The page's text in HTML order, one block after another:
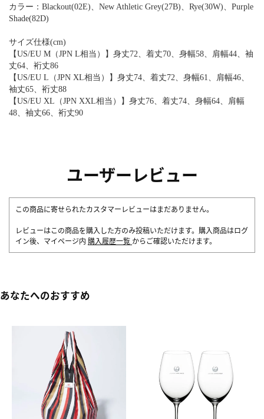
カラー：Blackout(02E)、New Athletic Grey(27B)、Rye(30W)、Purple
Shade(82D)
サイズ仕様(cm)
【US/EU M（JPN L相当）】身丈72、着丈70、身幅58、肩幅44、袖
丈64、裄丈86
【US/EU L（JPN XL相当）】身丈74、着丈72、身幅61、肩幅46、
袖丈65、裄丈88
【US/EU XL（JPN XXL相当）】身丈76、着丈74、身幅64、肩幅
48、袖丈66、裄丈90
ユーザーレビュー
この商品に寄せられたカスタマーレビューはまだありません。
レビューはこの商品を購入した方のみ投稿いただけます。購入商品はログ
イン後、マイページ内 購入履歴一覧 からご確認いただけます。
あなたへのおすすめ